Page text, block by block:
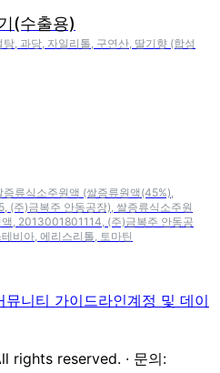
(수출용)
탕, 과당, 자일리톨, 구연산, 딸기향 (합성
증류식소주원액 (쌀증류원액(45%),
(주)금복주 안동공장), 쌀증류식소주원
, 2013001801114, (주)금복주 안동공
비아, 에리스리톨, 토마틴
뮤니티 가이드라인계정 및 데이
rights reserved. · 문의: